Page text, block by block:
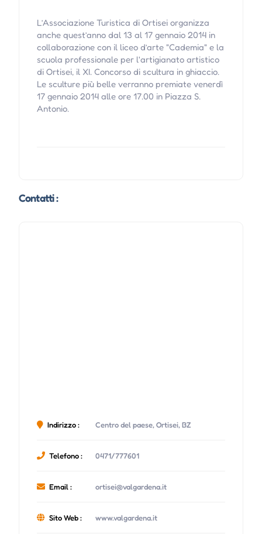
L’Associazione Turistica di Ortisei organizza
anche quest’anno dal 13 al 17 gennaio 2014 in
collaborazione con il liceo d’arte "Cademia" e la
scuola professionale per l'artigianato artistico
di Ortisei, il XI. Concorso di scultura in ghiaccio.
Le sculture più belle verranno premiate venerdì
17 gennaio 2014 alle ore 17.00 in Piazza S.
Antonio.
Contatti :
Indirizzo : Centro del paese, Ortisei, BZ
Telefono : 0471/777601
Email : ortisei@valgardena.it
Sito Web : www.valgardena.it